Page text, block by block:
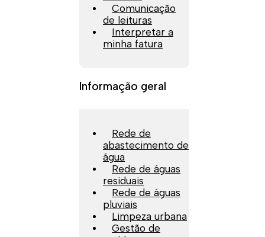
Comunicação
de leituras
Interpretar a
minha fatura
Informação geral
Rede de
abastecimento de
água
Rede de águas
residuais
Rede de águas
pluviais
Limpeza urbana
Gestão de